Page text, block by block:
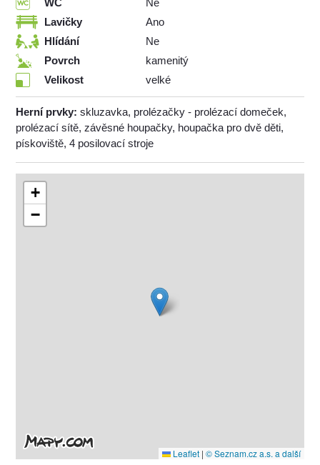
WC
Ne
Lavičky
Ano
Hlídání
Ne
Povrch
kamenitý
Velikost
velké
Herní prvky: skluzavka, prolézačky - prolézací domeček,
prolézací sítě, závěsné houpačky, houpačka pro dvě děti,
pískoviště, 4 posilovací stroje
+
−
Leaflet | © Seznam.cz a.s. a další